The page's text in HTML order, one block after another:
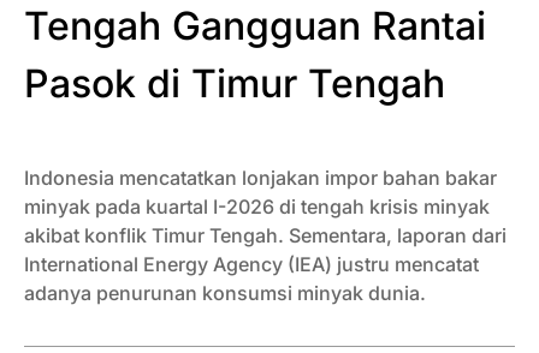
Tengah Gangguan Rantai
Pasok di Timur Tengah
Indonesia mencatatkan lonjakan impor bahan bakar
minyak pada kuartal I-2026 di tengah krisis minyak
akibat konflik Timur Tengah. Sementara, laporan dari
International Energy Agency (IEA) justru mencatat
adanya penurunan konsumsi minyak dunia.